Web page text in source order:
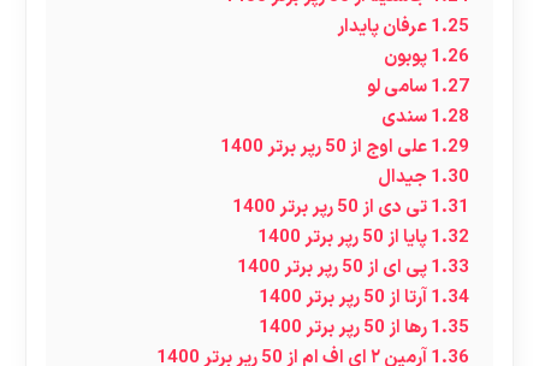
1.25عرفان پایدار
1.26پوبون
1.27سامی لو
1.28سندی
1.29علی اوج از 50 رپر برتر 1400
1.30 جیدال
1.31تی دی از 50 رپر برتر 1400
1.32پایا از 50 رپر برتر 1400
1.33پی ای از 50 رپر برتر 1400
1.34آرتا از 50 رپر برتر 1400
1.35رها از 50 رپر برتر 1400
1.36آرمین ۲ ای اف ام از 50 رپر برتر 1400